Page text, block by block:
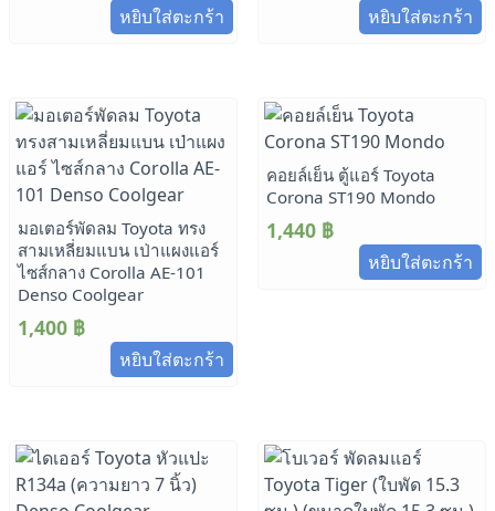
หยิบใส่ตะกร้า หยิบใส่ตะกร้า
มอเตอร์พัดลม Toyota ทรง
สามเหลี่ยมแบน เป่าแผงแอร์
ไซส์กลาง Corolla AE-101
Denso Coolgear
1,400 ฿
หยิบใส่ตะกร้า
คอยล์เย็น ตู้แอร์ Toyota
Corona ST190 Mondo
1,440 ฿
หยิบใส่ตะกร้า